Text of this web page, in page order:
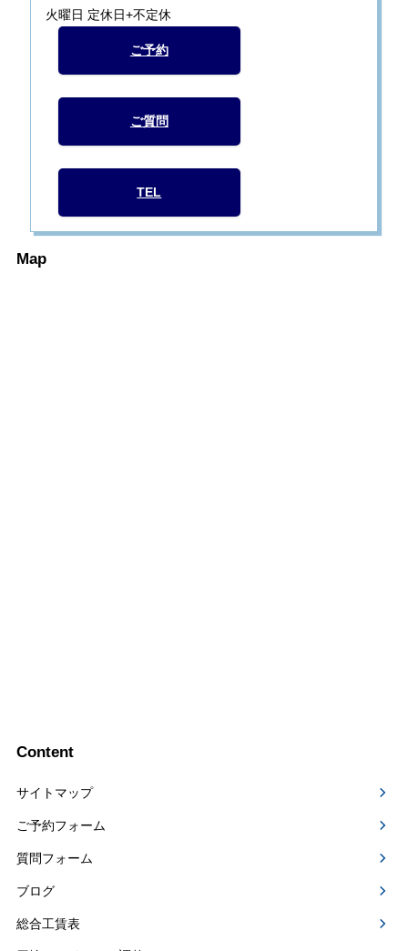
火曜日 定休日+不定休
ご予約
ご質問
TEL
Map
Content
サイトマップ
ご予約フォーム
質問フォーム
ブログ
総合工賃表